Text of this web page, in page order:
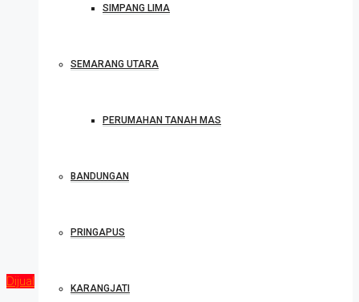
SIMPANG LIMA
SEMARANG UTARA
PERUMAHAN TANAH MAS
BANDUNGAN
PRINGAPUS
KARANGJATI
Dijual